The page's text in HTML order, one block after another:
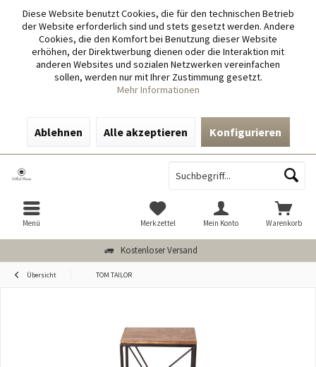
Diese Website benutzt Cookies, die für den technischen Betrieb
der Website erforderlich sind und stets gesetzt werden. Andere
Cookies, die den Komfort bei Benutzung dieser Website
erhöhen, der Direktwerbung dienen oder die Interaktion mit
anderen Websites und sozialen Netzwerken vereinfachen
sollen, werden nur mit Ihrer Zustimmung gesetzt.
Mehr Informationen
Ablehnen Alle akzeptieren Konfigurieren
Kostenloser Versand
Menü Warenkorb
Merkzettel Mein Konto
Übersicht TOM TAILOR